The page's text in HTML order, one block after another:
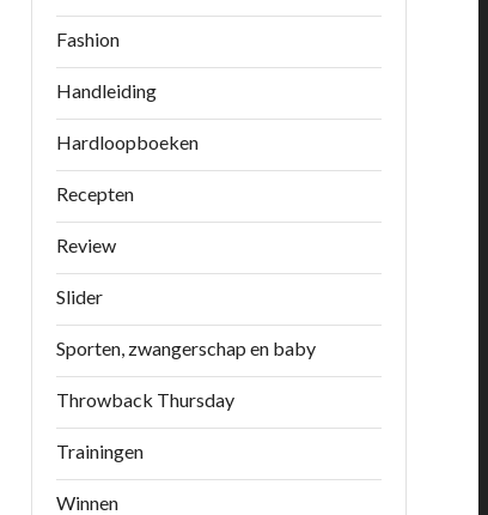
Fashion
Handleiding
Hardloopboeken
Recepten
Review
Slider
Sporten, zwangerschap en baby
Throwback Thursday
Trainingen
Winnen